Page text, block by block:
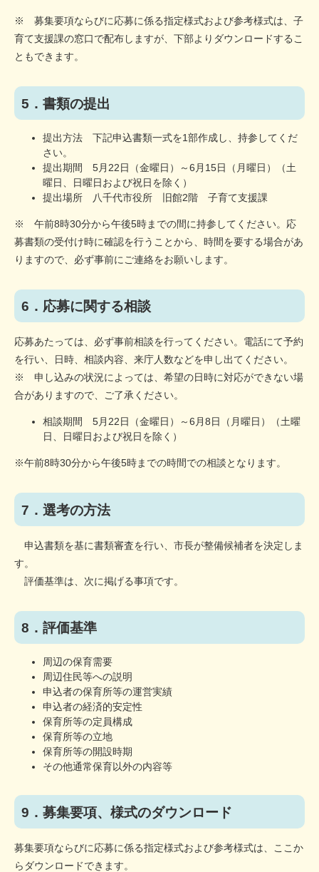
※ 募集要項ならびに応募に係る指定様式および参考様式は、子
育て支援課の窓口で配布しますが、下部よりダウンロードするこ
ともできます。
5．書類の提出
提出方法 下記申込書類一式を1部作成し、持参してくだ
さい。
提出期間 5月22日（金曜日）～6月15日（月曜日）（土
曜日、日曜日および祝日を除く）
提出場所 八千代市役所 旧館2階 子育て支援課
※ 午前8時30分から午後5時までの間に持参してください。応
募書類の受付け時に確認を行うことから、時間を要する場合があ
りますので、必ず事前にご連絡をお願いします。
6．応募に関する相談
応募あたっては、必ず事前相談を行ってください。電話にて予約
を行い、日時、相談内容、来庁人数などを申し出てください。
※ 申し込みの状況によっては、希望の日時に対応ができない場
合がありますので、ご了承ください。
相談期間 5月22日（金曜日）～6月8日（月曜日）（土曜
日、日曜日および祝日を除く）
※午前8時30分から午後5時までの時間での相談となります。
7．選考の方法
申込書類を基に書類審査を行い、市長が整備候補者を決定しま
す。
評価基準は、次に掲げる事項です。
8．評価基準
周辺の保育需要
周辺住民等への説明
申込者の保育所等の運営実績
申込者の経済的安定性
保育所等の定員構成
保育所等の立地
保育所等の開設時期
その他通常保育以外の内容等
9．募集要項、様式のダウンロード
募集要項ならびに応募に係る指定様式および参考様式は、ここか
らダウンロードできます。